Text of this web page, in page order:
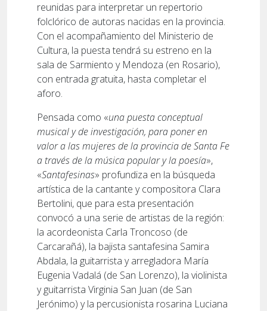
reunidas para interpretar un repertorio
folclórico de autoras nacidas en la provincia.
Con el acompañamiento del Ministerio de
Cultura, la puesta tendrá su estreno en la
sala de Sarmiento y Mendoza (en Rosario),
con entrada gratuita, hasta completar el
aforo.
Pensada como «una puesta conceptual
musical y de investigación, para poner en
valor a las mujeres de la provincia de Santa Fe
a través de la música popular y la poesía»,
«Santafesinas» profundiza en la búsqueda
artística de la cantante y compositora Clara
Bertolini, que para esta presentación
convocó a una serie de artistas de la región:
la acordeonista Carla Troncoso (de
Carcarañá), la bajista santafesina Samira
Abdala, la guitarrista y arregladora María
Eugenia Vadalá (de San Lorenzo), la violinista
y guitarrista Virginia San Juan (de San
Jerónimo) y la percusionista rosarina Luciana